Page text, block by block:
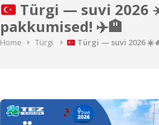
Türgi — suvi 2026
pakkumised! ✈️🏨
Home Türgi Türgi — suvi 2026☀️